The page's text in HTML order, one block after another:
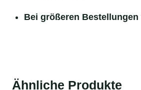
Bei größeren
Ähnliche Produkte